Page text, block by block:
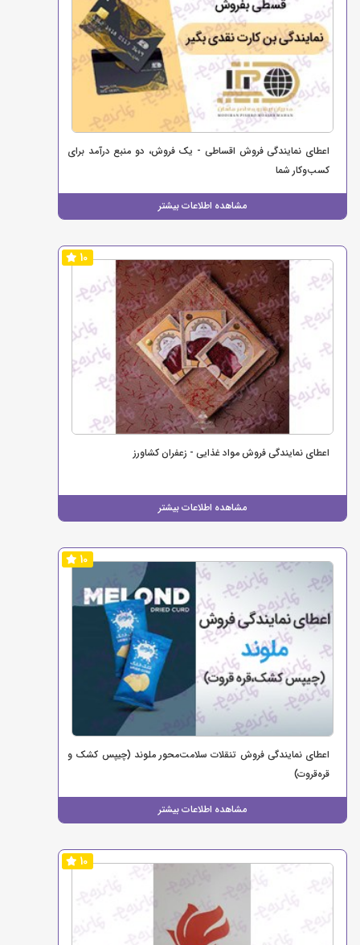
اعطای نمایندگی فروش اقساطی - یک فروش، دو منبع درآمد برای
کسب‌وکار شما
مشاهده اطلاعات بیشتر
10
اعطای نمایندگی فروش مواد غذایی - زعفران کشاورز
مشاهده اطلاعات بیشتر
10
اعطای نمایندگی فروش تنقلات سلامت‌محور ملوند (چیپس کشک و
قره‌قروت)
مشاهده اطلاعات بیشتر
10